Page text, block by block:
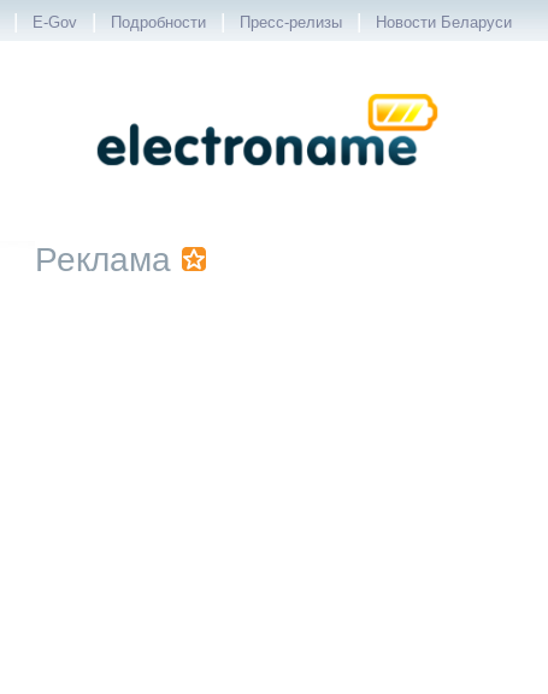
| E-Gov | Подробности | Пресс-релизы | Новости Беларуси
Реклама